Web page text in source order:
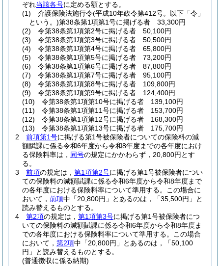
ぞれ当該各号に定める額とする。
(1)
介護保険法施行令(平成10年政令第412号。以下「令」
という。)第38条第1項第1号に掲げる者 33,300円
(2)
令第38条第1項第2号に掲げる者 50,100円
(3)
令第38条第1項第3号に掲げる者 50,500円
(4)
令第38条第1項第4号に掲げる者 65,800円
(5)
令第38条第1項第5号に掲げる者 73,200円
(6)
令第38条第1項第6号に掲げる者 87,800円
(7)
令第38条第1項第7号に掲げる者 95,100円
(8)
令第38条第1項第8号に掲げる者 109,800円
(9)
令第38条第1項第9号に掲げる者 124,400円
(10)
令第38条第1項第10号に掲げる者 139,100円
(11)
令第38条第1項第11号に掲げる者 153,700円
(12)
令第38条第1項第12号に掲げる者 168,300円
(13)
令第38条第1項第13号に掲げる者 175,700円
2
前項第1号に掲げる第1号被保険者についての保険料の減
額賦課に係る令和6年度から令和8年度までの各年度におけ
る保険料率は， 同号の規定にかかわらず，20,800円とす
る。
3
前項の規定は， 第1項第2号に掲げる第1号被保険者につい
ての保険料の減額賦課に係る令和6年度から令和8年度まで
の各年度における保険料率について準用する。
この場合に
おいて， 前項中「20,800円」とあるのは，「35,500円」と
読み替えるものとする。
4
第2項の規定は， 第1項第3号に掲げる第1号被保険者につ
いての保険料の減額賦課に係る令和6年度から令和8年度ま
での各年度における保険料率について準用する。
この場合
において， 第2項中「20,800円」とあるのは，「50,100
円」と読み替えるものとする。
(普通徴収に係る納期)